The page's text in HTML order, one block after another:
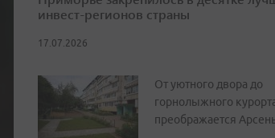
инвест-регионов страны
17.07.2026
От уютного двора до
горнолыжного
преображается